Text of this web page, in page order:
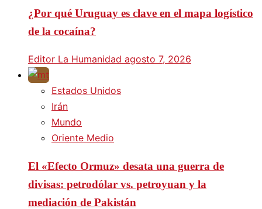
¿Por qué Uruguay es clave en el mapa logístico
de la cocaína?
Editor La Humanidad agosto 7, 2026
Estados Unidos
Irán
Mundo
Oriente Medio
El «Efecto Ormuz» desata una guerra de
divisas: petrodólar vs. petroyuan y la
mediación de Pakistán